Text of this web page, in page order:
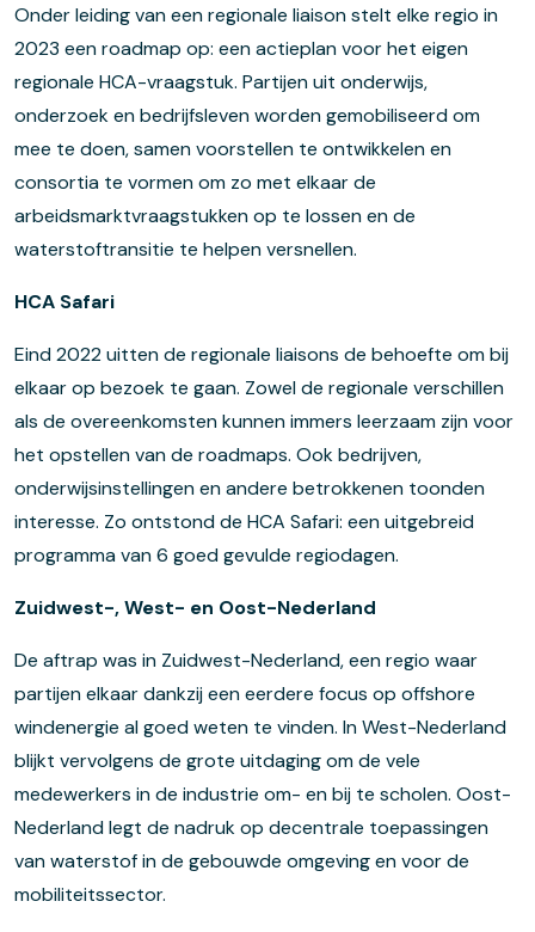
Onder leiding van een regionale liaison stelt elke regio in
2023 een roadmap op: een actieplan voor het eigen
regionale HCA-vraagstuk. Partijen uit onderwijs,
onderzoek en bedrijfsleven worden gemobiliseerd om
mee te doen, samen voorstellen te ontwikkelen en
consortia te vormen om zo met elkaar de
arbeidsmarktvraagstukken op te lossen en de
waterstoftransitie te helpen versnellen.
HCA Safari
Eind 2022 uitten de regionale liaisons de behoefte om bij
elkaar op bezoek te gaan. Zowel de regionale verschillen
als de overeenkomsten kunnen immers leerzaam zijn voor
het opstellen van de roadmaps. Ook bedrijven,
onderwijsinstellingen en andere betrokkenen toonden
interesse. Zo ontstond de HCA Safari: een uitgebreid
programma van 6 goed gevulde regiodagen.
Zuidwest-, West- en Oost-Nederland
De aftrap was in Zuidwest-Nederland, een regio waar
partijen elkaar dankzij een eerdere focus op offshore
windenergie al goed weten te vinden. In West-Nederland
blijkt vervolgens de grote uitdaging om de vele
medewerkers in de industrie om- en bij te scholen. Oost-
Nederland legt de nadruk op decentrale toepassingen
van waterstof in de gebouwde omgeving en voor de
mobiliteitssector.